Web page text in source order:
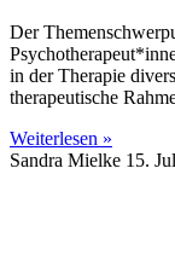
Der
in der Therapie
therapeutische
Weiterlesen »
Sandra Mielke 15.